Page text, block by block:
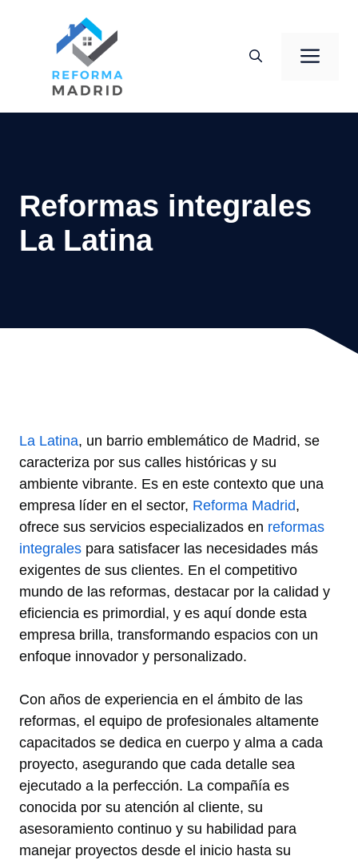
contenido
Reformas integrales
La Latina
La Latina, un barrio emblemático de Madrid, se
caracteriza por sus calles históricas y su
ambiente vibrante. Es en este contexto que una
empresa líder en el sector, Reforma Madrid,
ofrece sus servicios especializados en reformas
integrales para satisfacer las necesidades más
exigentes de sus clientes. En el competitivo
mundo de las reformas, destacar por la calidad y
eficiencia es primordial, y es aquí donde esta
empresa brilla, transformando espacios con un
enfoque innovador y personalizado.
Con años de experiencia en el ámbito de las
reformas, el equipo de profesionales altamente
capacitados se dedica en cuerpo y alma a cada
proyecto, asegurando que cada detalle sea
ejecutado a la perfección. La compañía es
conocida por su atención al cliente, su
asesoramiento continuo y su habilidad para
manejar proyectos desde el inicio hasta su